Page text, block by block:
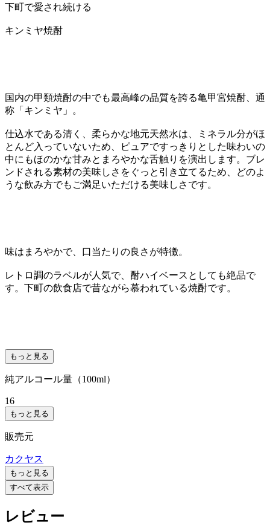
下町で愛され続ける
キンミヤ焼酎
国内の甲類焼酎の中でも最高峰の品質を誇る亀甲宮焼酎、通
称「キンミヤ」。
仕込水である清く、柔らかな地元天然水は、ミネラル分がほ
とんど入っていないため、ピュアですっきりとした味わいの
中にもほのかな甘みとまろやかな舌触りを演出します。ブレ
ンドされる素材の美味しさをぐっと引き立てるため、どのよ
うな飲み方でもご満足いただける美味しさです。
味はまろやかで、口当たりの良さが特徴。
レトロ調のラベルが人気で、酎ハイベースとしても絶品で
す。下町の飲食店で昔ながら慕われている焼酎です。
もっと見る
純アルコール量（100ml）
16
もっと見る
販売元
カクヤス
もっと見る
すべて表示
レビュー